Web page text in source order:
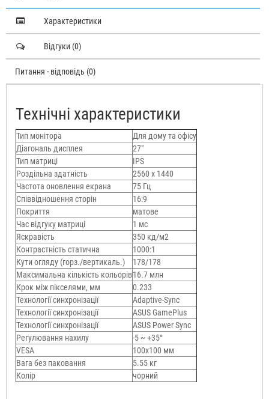
Характеристики
Відгуки (0)
Питання - відповідь (0)
Технічні характеристики
Тип монітора
Для дому та офісу
Діагональ дисплея
27"
Тип матриці
IPS
Роздільна здатність
2560 x 1440
Частота оновлення екрана
75 Гц
Співвідношення сторін
16:9
Покриття
матове
Час відгуку матриці
1 мс
Яскравість
350 кд/м2
Контрастність статична
1000:1
Кути огляду (горз./вертикаль.)
178/178
Максимальна кількість кольорів16.7 млн
Крок між пікселями, мм
0.233
Технології синхронізації
Adaptive-Sync
Технології синхронізації
ASUS GamePlus
Технології синхронізації
ASUS Power Sync
Регулювання нахилу
-5 ~ +35°
VESA
100x100 мм
Вага без паковання
5.55 кг
Колір
чорний